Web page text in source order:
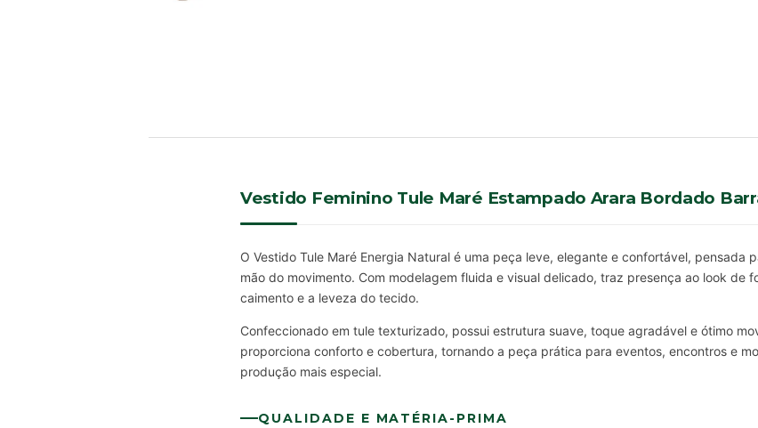
Vestido Feminino Tule Maré Estampado Arara Bordado
O Vestido Tule Maré Energia Natural é uma peça leve, elegante e confortável, pensada
mão do movimento. Com modelagem fluida e visual delicado, traz presença ao look de
caimento e a leveza do tecido.
Confeccionado em tule texturizado, possui estrutura suave, toque agradável e ótimo
proporciona conforto e cobertura, tornando a peça prática para eventos, encontros e
produção mais especial.
QUALIDADE E MATÉRIA-PRIMA